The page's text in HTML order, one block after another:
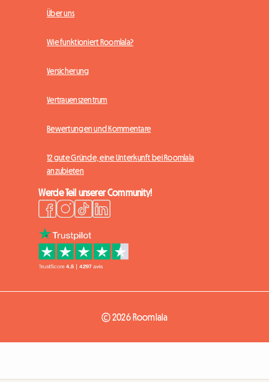
Über uns
Wie funktioniert Roomlala?
Versicherung
Vertrauenszentrum
Bewertungen und Kommentare
12 gute Gründe, eine Unterkunft bei Roomlala
anzubieten
Werde Teil unserer Community!
© 2026 Roomlala